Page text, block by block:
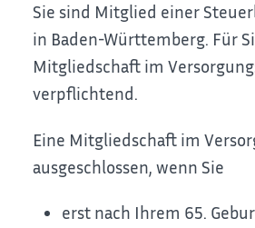
Sie sind Mitglied einer
in Baden-Württemberg. Für
Mitgliedschaft im
verpflichtend.
Eine Mitgliedschaft im
ausgeschlossen, wenn Sie
erst nach Ihrem 65.